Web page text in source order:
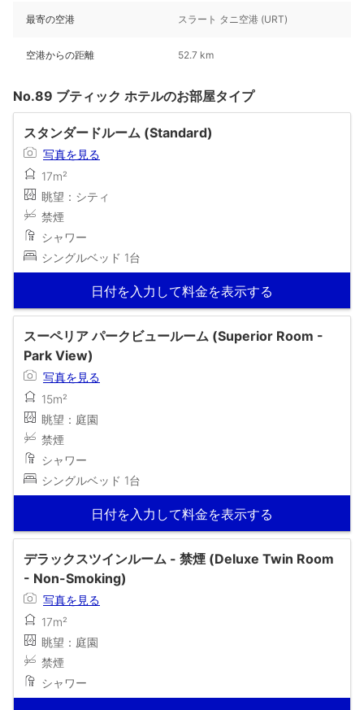
最寄の空港 スラート タニ空港 (URT)
空港からの距離 52.7 km
No.89 ブティック ホテルのお部屋タイプ
スタンダードルーム (Standard)
写真を見る
17m²
眺望：シティ
禁煙
シャワー
シングルベッド 1台
日付を入力して料金を表示する
スーペリア パークビュールーム (Superior Room -
Park View)
写真を見る
15m²
眺望：庭園
禁煙
シャワー
シングルベッド 1台
日付を入力して料金を表示する
デラックスツインルーム - 禁煙 (Deluxe Twin Room
- Non-Smoking)
写真を見る
17m²
眺望：庭園
禁煙
シャワー